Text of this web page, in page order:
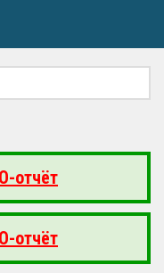
отчёт
отчёт